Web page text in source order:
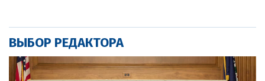
ВЫБОР РЕДАКТОРА